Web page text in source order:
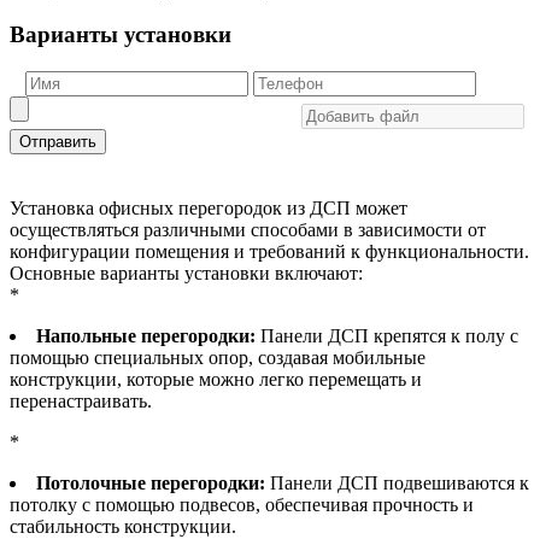
Варианты установки
Отправить
Установка офисных перегородок из ДСП может
осуществляться различными способами в зависимости от
конфигурации помещения и требований к функциональности.
Основные варианты установки включают:
*
Напольные перегородки: Панели ДСП крепятся к полу с
помощью специальных опор, создавая мобильные
конструкции, которые можно легко перемещать и
перенастраивать.
*
Потолочные перегородки: Панели ДСП подвешиваются к
потолку с помощью подвесов, обеспечивая прочность и
стабильность конструкции.